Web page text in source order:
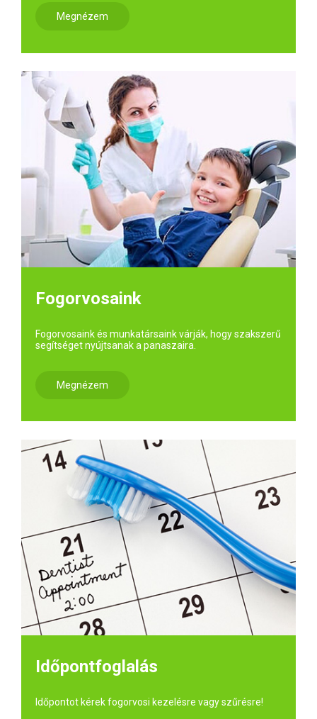
Megnézem
Fogorvosaink
Fogorvosaink és munkatársaink várják, hogy szakszerű
segítséget nyújtsanak a panaszaira.
Megnézem
Időpontfoglalás
Időpontot kérek fogorvosi kezelésre vagy szűrésre!